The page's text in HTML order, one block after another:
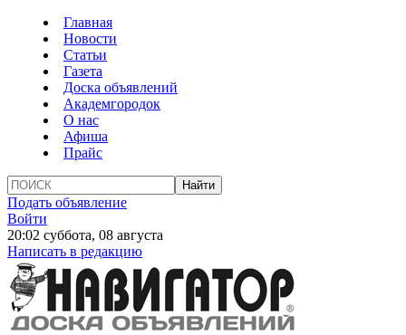
Главная
Новости
Статьи
Газета
Доска объявлений
Академгородок
О нас
Афиша
Прайс
Подать объявление
Войти
20:02 суббота, 08 августа
Написать в редакцию